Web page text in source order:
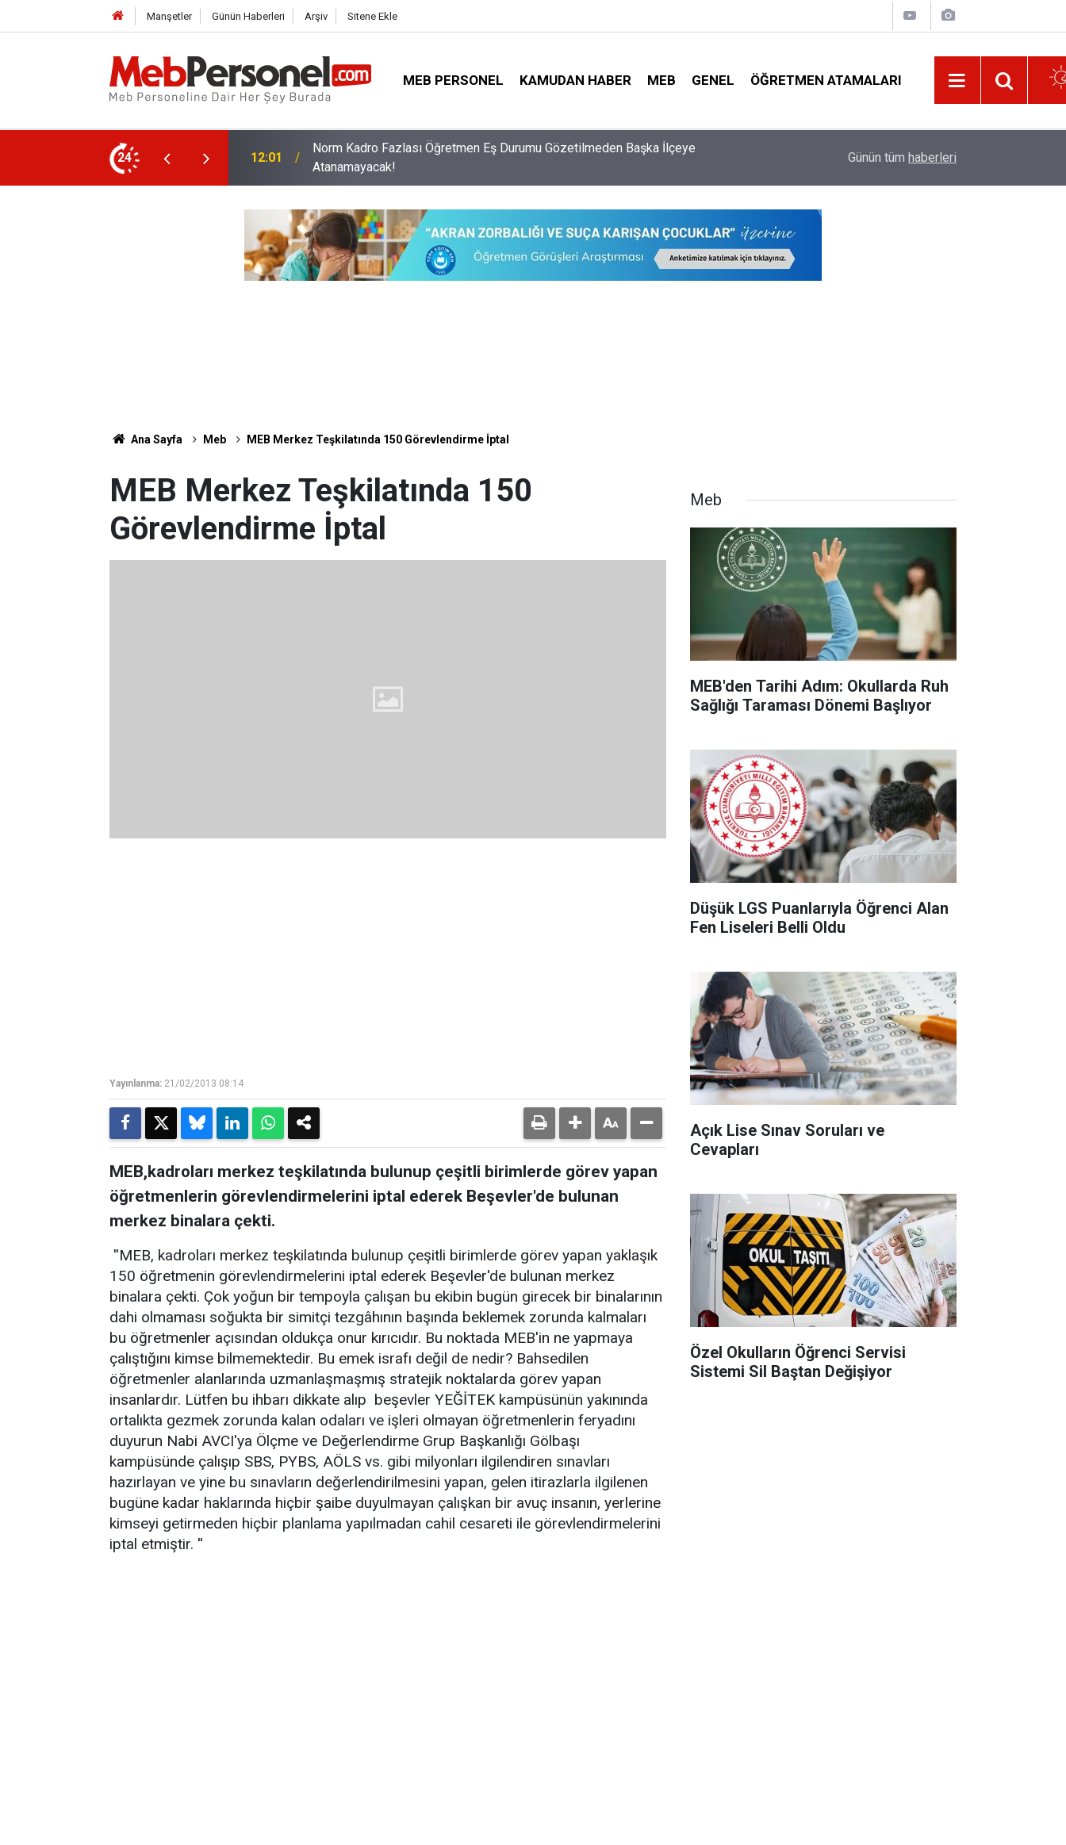
Manşetler Günün Haberleri Arşiv Sitene Ekle
MEB PERSONEL KAMUDAN HABER MEB GENEL ÖĞRETMEN ATAMALARI
24
Durumu Gözetilmeden Başka İlçeye
11:32
Öğrenci Kayıtlarında ve Nakillerinde Sorun Yaşayan Velilere Çağrı
Merkezinden Yardımcı Olunacak
Kadroları
Günün tüm haberleri
Ana Sayfa Meb MEB Merkez Teşkilatında 150 Görevlendirme İptal
MEB Merkez Teşkilatında 150
Görevlendirme İptal
Yayınlanma: 21/02/2013 08:14
MEB,kadroları merkez teşkilatında bulunup çeşitli birimlerde görev yapan
öğretmenlerin görevlendirmelerini iptal ederek Beşevler'de bulunan
merkez binalara çekti.
''MEB, kadroları merkez teşkilatında bulunup çeşitli birimlerde görev yapan yaklaşık
150 öğretmenin görevlendirmelerini iptal ederek Beşevler'de bulunan merkez
binalara çekti. Çok yoğun bir tempoyla çalışan bu ekibin bugün girecek bir binalarının
dahi olmaması soğukta bir simitçi tezgâhının başında beklemek zorunda kalmaları
bu öğretmenler açısından oldukça onur kırıcıdır. Bu noktada MEB'in ne yapmaya
çalıştığını kimse bilmemektedir. Bu emek israfı değil de nedir? Bahsedilen
öğretmenler alanlarında uzmanlaşmaşmış stratejik noktalarda görev yapan
insanlardır. Lütfen bu ihbarı dikkate alıp beşevler YEĞİTEK kampüsünün yakınında
ortalıkta gezmek zorunda kalan odaları ve işleri olmayan öğretmenlerin feryadını
duyurun Nabi AVCI'ya Ölçme ve Değerlendirme Grup Başkanlığı Gölbaşı
kampüsünde çalışıp SBS, PYBS, AÖLS vs. gibi milyonları ilgilendiren sınavları
hazırlayan ve yine bu sınavların değerlendirilmesini yapan, gelen itirazlarla ilgilenen
bugüne kadar haklarında hiçbir şaibe duyulmayan çalışkan bir avuç insanın, yerlerine
kimseyi getirmeden hiçbir planlama yapılmadan cahil cesareti ile görevlendirmelerini
iptal etmiştir. ''
Meb
MEB'den Tarihi Adım: Okullarda Ruh
Sağlığı Taraması Dönemi Başlıyor
Düşük LGS Puanlarıyla Öğrenci Alan
Fen Liseleri Belli Oldu
Açık Lise Sınav Soruları ve
Cevapları
Özel Okulların Öğrenci Servisi
Sistemi Sil Baştan Değişiyor